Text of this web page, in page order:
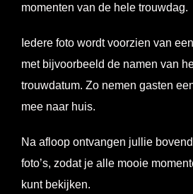
momenten van de hele trouwdag.
Iedere foto wordt voorzien van
met bijvoorbeeld de namen van
trouwdatum. Zo nemen gasten
mee naar huis.
Na afloop ontvangen jullie
foto’s, zodat je alle mooie
kunt bekijken.